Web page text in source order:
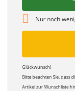
 Nur noch
Glückwunsch!
Bitte beachten Sie, dass
Artikel zur Wunschliste